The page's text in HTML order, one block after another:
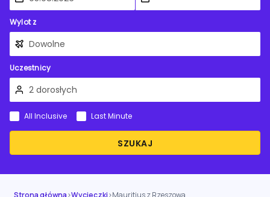
Wylot z
Uczestnicy
SZUKAJ
All Inclusive Last Minute
Strona główna›Wycieczki›Mauritius z Rzeszowa